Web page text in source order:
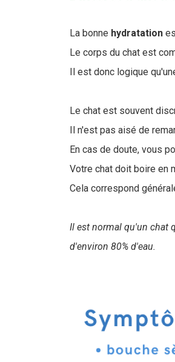
La bonne hydratation
Le corps du chat est
Il est donc logique
Le chat est souvent
Il n'est pas aisé de
En cas de doute, vous
Votre chat doit boire en
Cela correspond
Il est normal qu'un chat
d'environ 80% d'eau.